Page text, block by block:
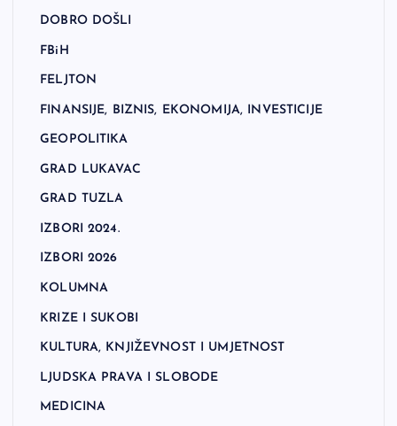
DOBRO DOŠLI
FBiH
FELJTON
FINANSIJE, BIZNIS, EKONOMIJA, INVESTICIJE
GEOPOLITIKA
GRAD LUKAVAC
GRAD TUZLA
IZBORI 2024.
IZBORI 2026
KOLUMNA
KRIZE I SUKOBI
KULTURA, KNJIŽEVNOST I UMJETNOST
LJUDSKA PRAVA I SLOBODE
MEDICINA